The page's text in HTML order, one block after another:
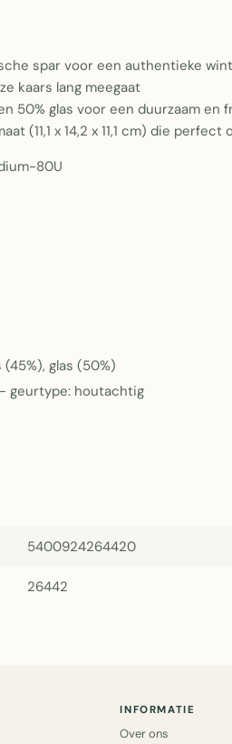
spar voor een authentieke
kaars lang meegaat
50% glas voor een duurzaam en
(11,1 x 14,2 x 11,1 cm) die
80U
glas (50%)
geurtype: houtachtig
5400924264420
26442
INFORMATIE
Over ons